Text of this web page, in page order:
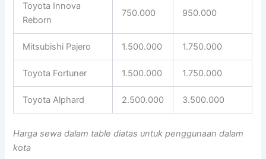
Toyota Innova
Reborn
750.000 950.000
Mitsubishi Pajero 1.500.000 1.750.000
Toyota Fortuner 1.500.000 1.750.000
Toyota Alphard 2.500.000 3.500.000
Harga sewa dalam table diatas untuk penggunaan dalam
kota